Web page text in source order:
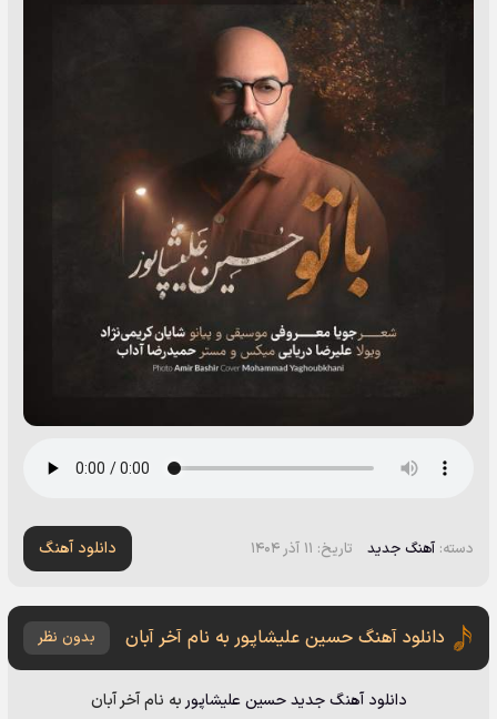
دسته: آهنگ جدید تاریخ: ۱۱ آذر ۱۴۰۴ دانلود آهنگ
دانلود آهنگ حسین علیشاپور به نام آخر آبان بدون نظر
دانلود آهنگ جدید حسین علیشاپوربه نامآخر آبان